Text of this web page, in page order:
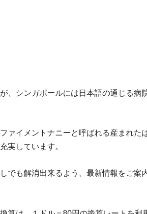
シンガポール永住権の
、シンガポールには日本語の通じる病
ァイメントナニーと呼ばれる産まれた
実しています。
でも解消出来るよう、最新情報をご案